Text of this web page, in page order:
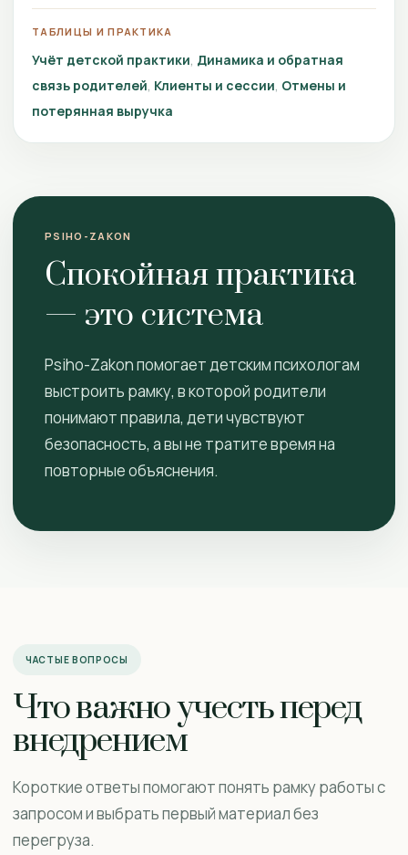
ТАБЛИЦЫ И ПРАКТИКА
Учёт детской практики Динамика и обратная
связь родителей Клиенты и сессии Отмены и
потерянная выручка
PSIHO-ZAKON
Спокойная практика
— это система
Psiho-Zakon помогает детским психологам
выстроить рамку, в которой родители
понимают правила, дети чувствуют
безопасность, а вы не тратите время на
повторные объяснения.
ЧАСТЫЕ ВОПРОСЫ
Что важно учесть перед
внедрением
Короткие ответы помогают понять рамку работы с
запросом и выбрать первый материал без
перегруза.